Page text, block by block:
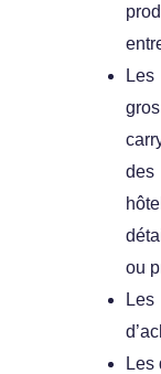
des
ou
Les